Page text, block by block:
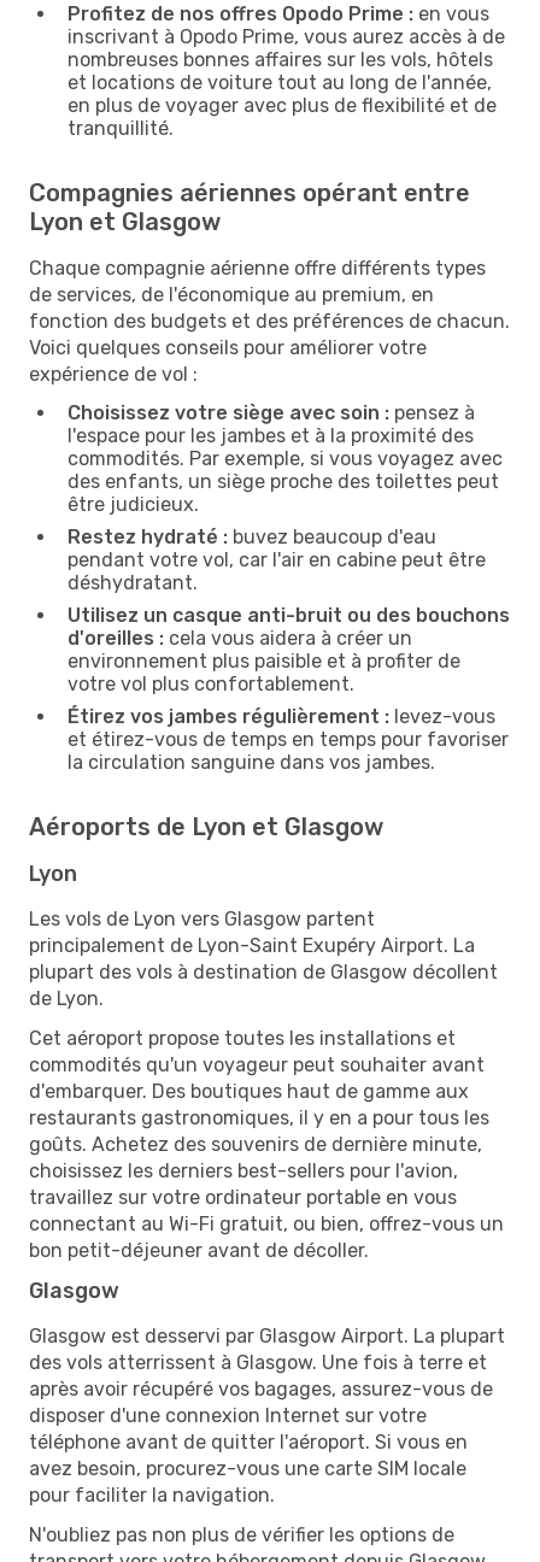
Profitez de nos offres Opodo Prime : en vous
inscrivant à Opodo Prime, vous aurez accès à de
nombreuses bonnes affaires sur les vols, hôtels
et locations de voiture tout au long de l'année,
en plus de voyager avec plus de flexibilité et de
tranquillité.
Compagnies aériennes opérant entre
Lyon et Glasgow
Chaque compagnie aérienne offre différents types
de services, de l'économique au premium, en
fonction des budgets et des préférences de chacun.
Voici quelques conseils pour améliorer votre
expérience de vol :
Choisissez votre siège avec soin : pensez à
l'espace pour les jambes et à la proximité des
commodités. Par exemple, si vous voyagez avec
des enfants, un siège proche des toilettes peut
être judicieux.
Restez hydraté : buvez beaucoup d'eau
pendant votre vol, car l'air en cabine peut être
déshydratant.
Utilisez un casque anti-bruit ou des bouchons
d'oreilles : cela vous aidera à créer un
environnement plus paisible et à profiter de
votre vol plus confortablement.
Étirez vos jambes régulièrement : levez-vous
et étirez-vous de temps en temps pour favoriser
la circulation sanguine dans vos jambes.
Aéroports de Lyon et Glasgow
Lyon
Les vols de Lyon vers Glasgow partent
principalement de Lyon-Saint Exupéry Airport. La
plupart des vols à destination de Glasgow décollent
de Lyon.
Cet aéroport propose toutes les installations et
commodités qu'un voyageur peut souhaiter avant
d'embarquer. Des boutiques haut de gamme aux
restaurants gastronomiques, il y en a pour tous les
goûts. Achetez des souvenirs de dernière minute,
choisissez les derniers best-sellers pour l'avion,
travaillez sur votre ordinateur portable en vous
connectant au Wi-Fi gratuit, ou bien, offrez-vous un
bon petit-déjeuner avant de décoller.
Glasgow
Glasgow est desservi par Glasgow Airport. La plupart
des vols atterrissent à Glasgow. Une fois à terre et
après avoir récupéré vos bagages, assurez-vous de
disposer d'une connexion Internet sur votre
téléphone avant de quitter l'aéroport. Si vous en
avez besoin, procurez-vous une carte SIM locale
pour faciliter la navigation.
N'oubliez pas non plus de vérifier les options de